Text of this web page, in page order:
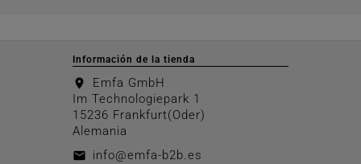
Información de la tienda
location_on
Emfa GmbH
Im Technologiepark 1
15236 Frankfurt(Oder)
Alemania
email info@emfa-b2b.es